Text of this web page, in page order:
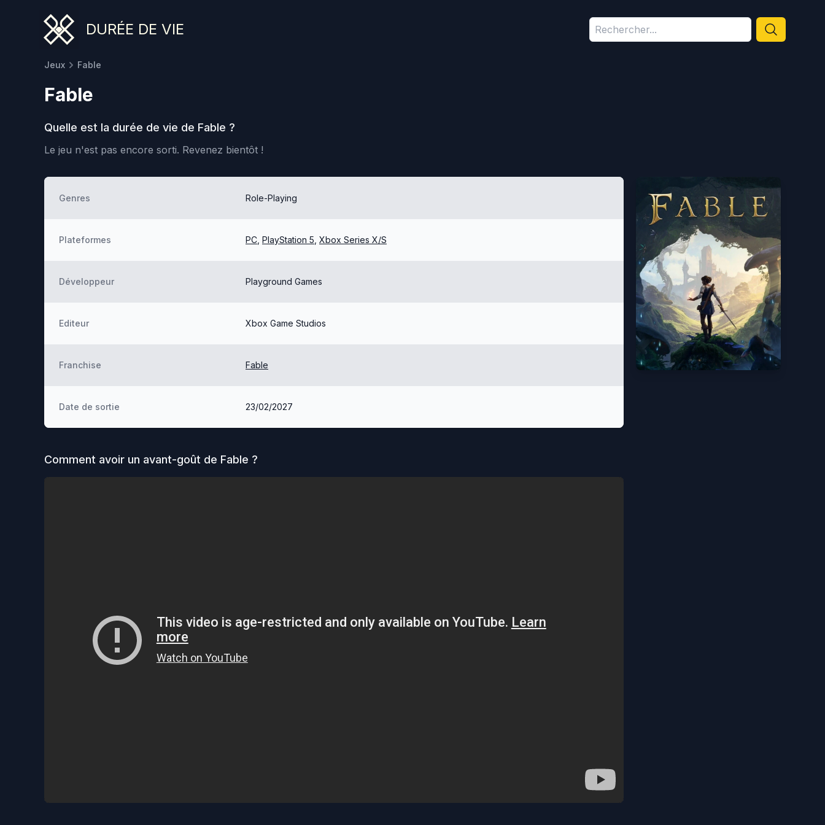
DURÉE DE VIE
Jeux Fable
Fable
Quelle est la durée de vie de Fable ?
Le jeu n'est pas encore sorti. Revenez bientôt !
Genres Role-Playing
Plateformes PC PlayStation 5 Xbox Series X/S
Développeur Playground Games
Editeur Xbox Game Studios
Franchise Fable
Date de sortie 23/02/2027
Comment avoir un avant-goût de Fable ?